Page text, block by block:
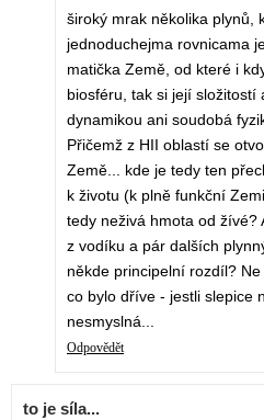
široký mrak několika plynů,
jednoduchejma rovnicama
matička Země, od které i
biosféru, tak si její složitostí
dynamikou ani soudobá
Přičemž z HII oblastí se
Země... kde je tedy ten
k životu (k plně funkční
tedy neživá hmota od žívé?
z vodíku a pár dalších
někde principelní rozdíl?
co bylo dříve - jestli slepice
nesmyslná...
Odpovědět
to je síla...